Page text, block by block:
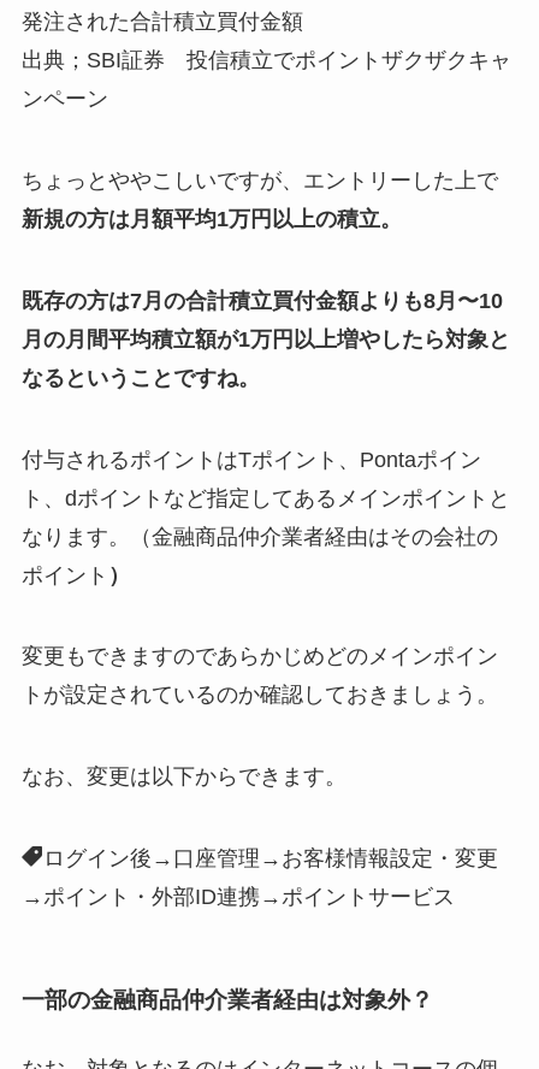
発注された合計積立買付金額
出典；SBI証券 投信積立でポイントザクザクキャ
ンペーン
ちょっとややこしいですが、エントリーした上で
新規の方は月額平均1万円以上の積立。
既存の方は7月の合計積立買付金額よりも8月〜10
月の月間平均積立額が1万円以上増やしたら対象 と
なるということですね。
付与されるポイントはTポイント、Pontaポイン
ト、dポイントなど指定してあるメインポイントと
なります。（金融商品仲介業者経由はその会社の
ポイント ）
変更もできますのであらかじめどのメインポイン
トが設定されているのか確認しておきましょう。
なお、変更は以下からできます。
ログイン後→口座管理→お客様情報設定・変更
→ポイント・外部ID連携→ポイントサービス
一部の金融商品仲介業者経由は対象外？